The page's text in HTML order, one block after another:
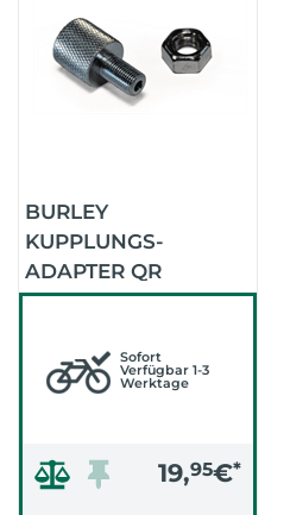
BURLEY
KUPPLUNGS-
ADAPTER QR
Sofort
Verfügbar 1-3
Werktage
19,95€*